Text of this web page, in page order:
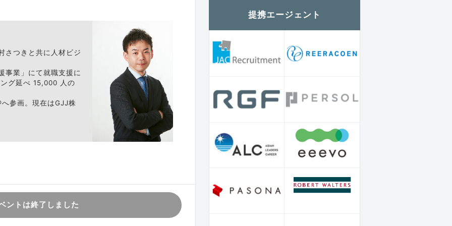
さつきと共に人材ビジ
事業」にて就職支援に
グ延べ 15,000 人の
参画。現在はGJJ株
ントは終了しました
提携エージェント